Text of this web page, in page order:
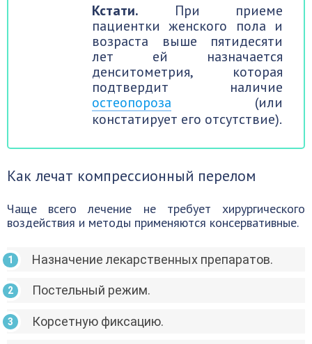
Кстати. При приеме
пациентки женского пола и
возраста выше пятидесяти
лет ей назначается
денситометрия, которая
подтвердит наличие
остеопороза (или
констатирует его отсутствие).
Как лечат компрессионный перелом
Чаще всего лечение не требует хирургического
воздействия и методы применяются консервативные.
Назначение лекарственных препаратов.
Постельный режим.
Корсетную фиксацию.